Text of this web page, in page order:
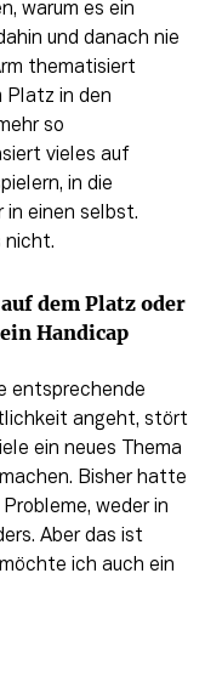
warum es ein
und danach nie
thematisiert
Platz in den
so
vieles auf
in die
in einen selbst.
nicht.
dem Platz oder
Handicap
entsprechende
angeht, stört
ein neues Thema
Bisher hatte
weder in
Aber das ist
ich auch ein